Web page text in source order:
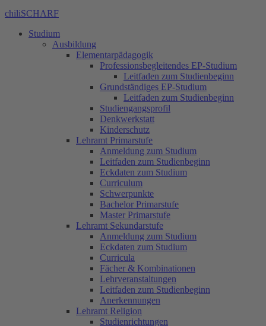
chiliSCHARF
Studium
Ausbildung
Elementarpädagogik
Professionsbegleitendes EP-Studium
Leitfaden zum Studienbeginn
Grundständiges EP-Studium
Leitfaden zum Studienbeginn
Studiengangsprofil
Denkwerkstatt
Kinderschutz
Lehramt Primarstufe
Anmeldung zum Studium
Leitfaden zum Studienbeginn
Eckdaten zum Studium
Curriculum
Schwerpunkte
Bachelor Primarstufe
Master Primarstufe
Lehramt Sekundarstufe
Anmeldung zum Studium
Eckdaten zum Studium
Curricula
Fächer & Kombinationen
Lehrveranstaltungen
Leitfaden zum Studienbeginn
Anerkennungen
Lehramt Religion
Studienrichtungen